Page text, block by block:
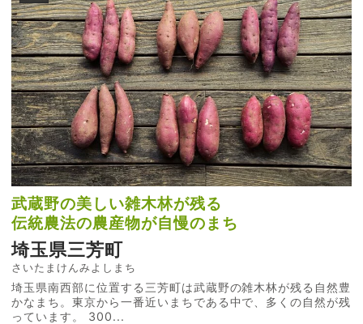
武蔵野の美しい雑木林が残る
伝統農法の農産物が自慢のまち
埼玉県三芳町
さいたまけんみよしまち
埼玉県南西部に位置する三芳町は武蔵野の雑木林が残る自然豊
かなまち。東京から一番近いまちである中で、多くの自然が残
っています。 300...